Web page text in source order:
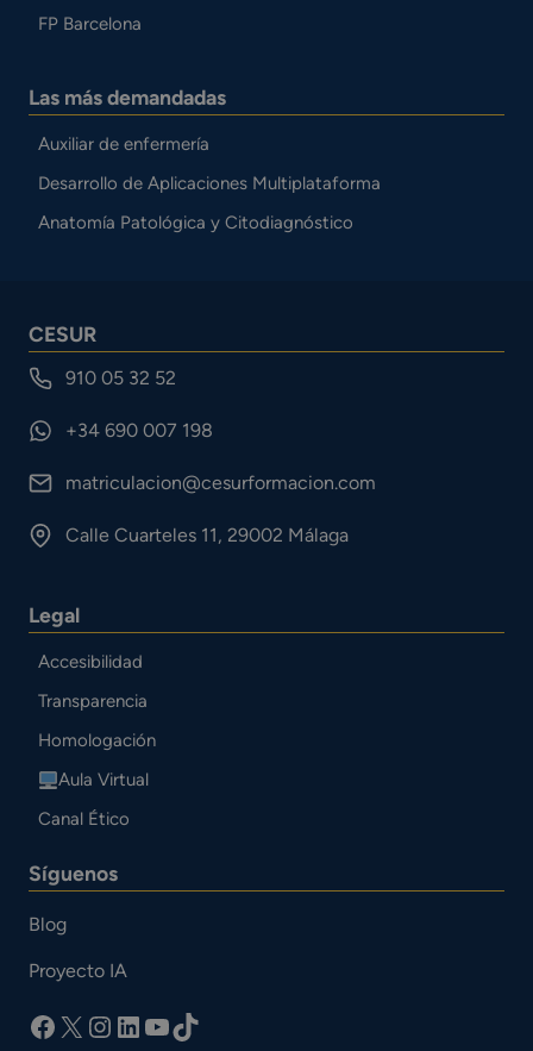
FP Barcelona
Las más demandadas
Auxiliar de enfermería
Desarrollo de Aplicaciones Multiplataforma
Anatomía Patológica y Citodiagnóstico
CESUR
910 05 32 52
+34 690 007 198
matriculacion@cesurformacion.com
Calle Cuarteles 11, 29002 Málaga
Legal
Accesibilidad
Transparencia
Homologación
Aula Virtual
Canal Ético
Síguenos
Blog
Proyecto IA
facebook
X Instagram
LinkedIn
YouTube
TikTok